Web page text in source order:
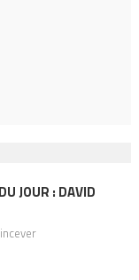
JOUR : DAVID